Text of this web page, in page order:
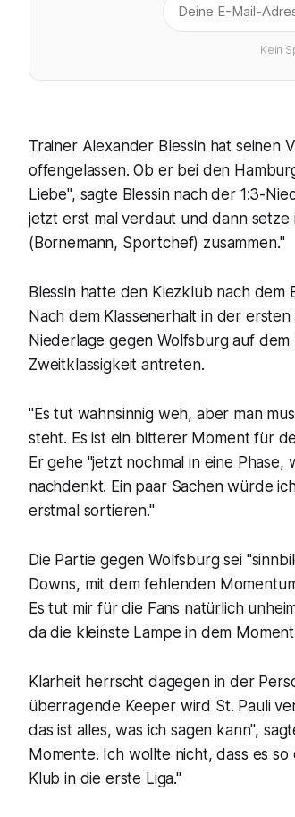
Kein
Trainer Alexander Blessin hat seinen
offengelassen. Ob er bei den
Liebe", sagte Blessin nach der 1:3-
jetzt erst mal verdaut und dann setze
(Bornemann, Sportchef) zusammen."
Blessin hatte den Kiezklub nach
Nach dem Klassenerhalt in der
Niederlage gegen Wolfsburg auf
Zweitklassigkeit antreten.
"Es tut wahnsinnig weh, aber man
steht. Es ist ein bitterer Moment für
Er gehe "jetzt nochmal in eine
nachdenkt. Ein paar Sachen würde
erstmal sortieren."
Die Partie gegen Wolfsburg sei
Downs, mit dem fehlenden
Es tut mir für die Fans natürlich
da die kleinste Lampe in dem
Klarheit herrscht dagegen in der
überragende Keeper wird St. Pauli
das ist alles, was ich sagen kann",
Momente. Ich wollte nicht, dass es
Klub in die erste Liga."